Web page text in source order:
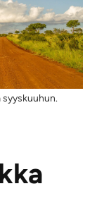
syyskuuhun.